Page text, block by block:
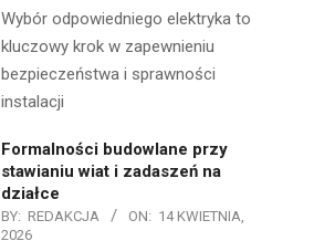
Wybór odpowiedniego elektryka to
kluczowy krok w zapewnieniu
bezpieczeństwa i sprawności
instalacji
Formalności budowlane przy
stawianiu wiat i zadaszeń na
działce
BY: REDAKCJA ON: 14 KWIETNIA,
2026